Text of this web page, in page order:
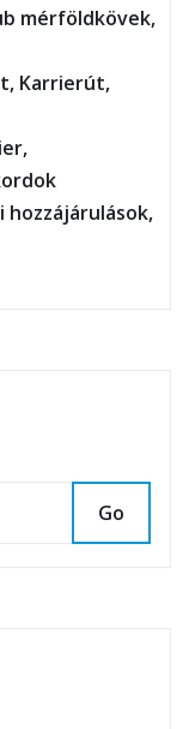
mérföldkövek,
Karrierút,
Go